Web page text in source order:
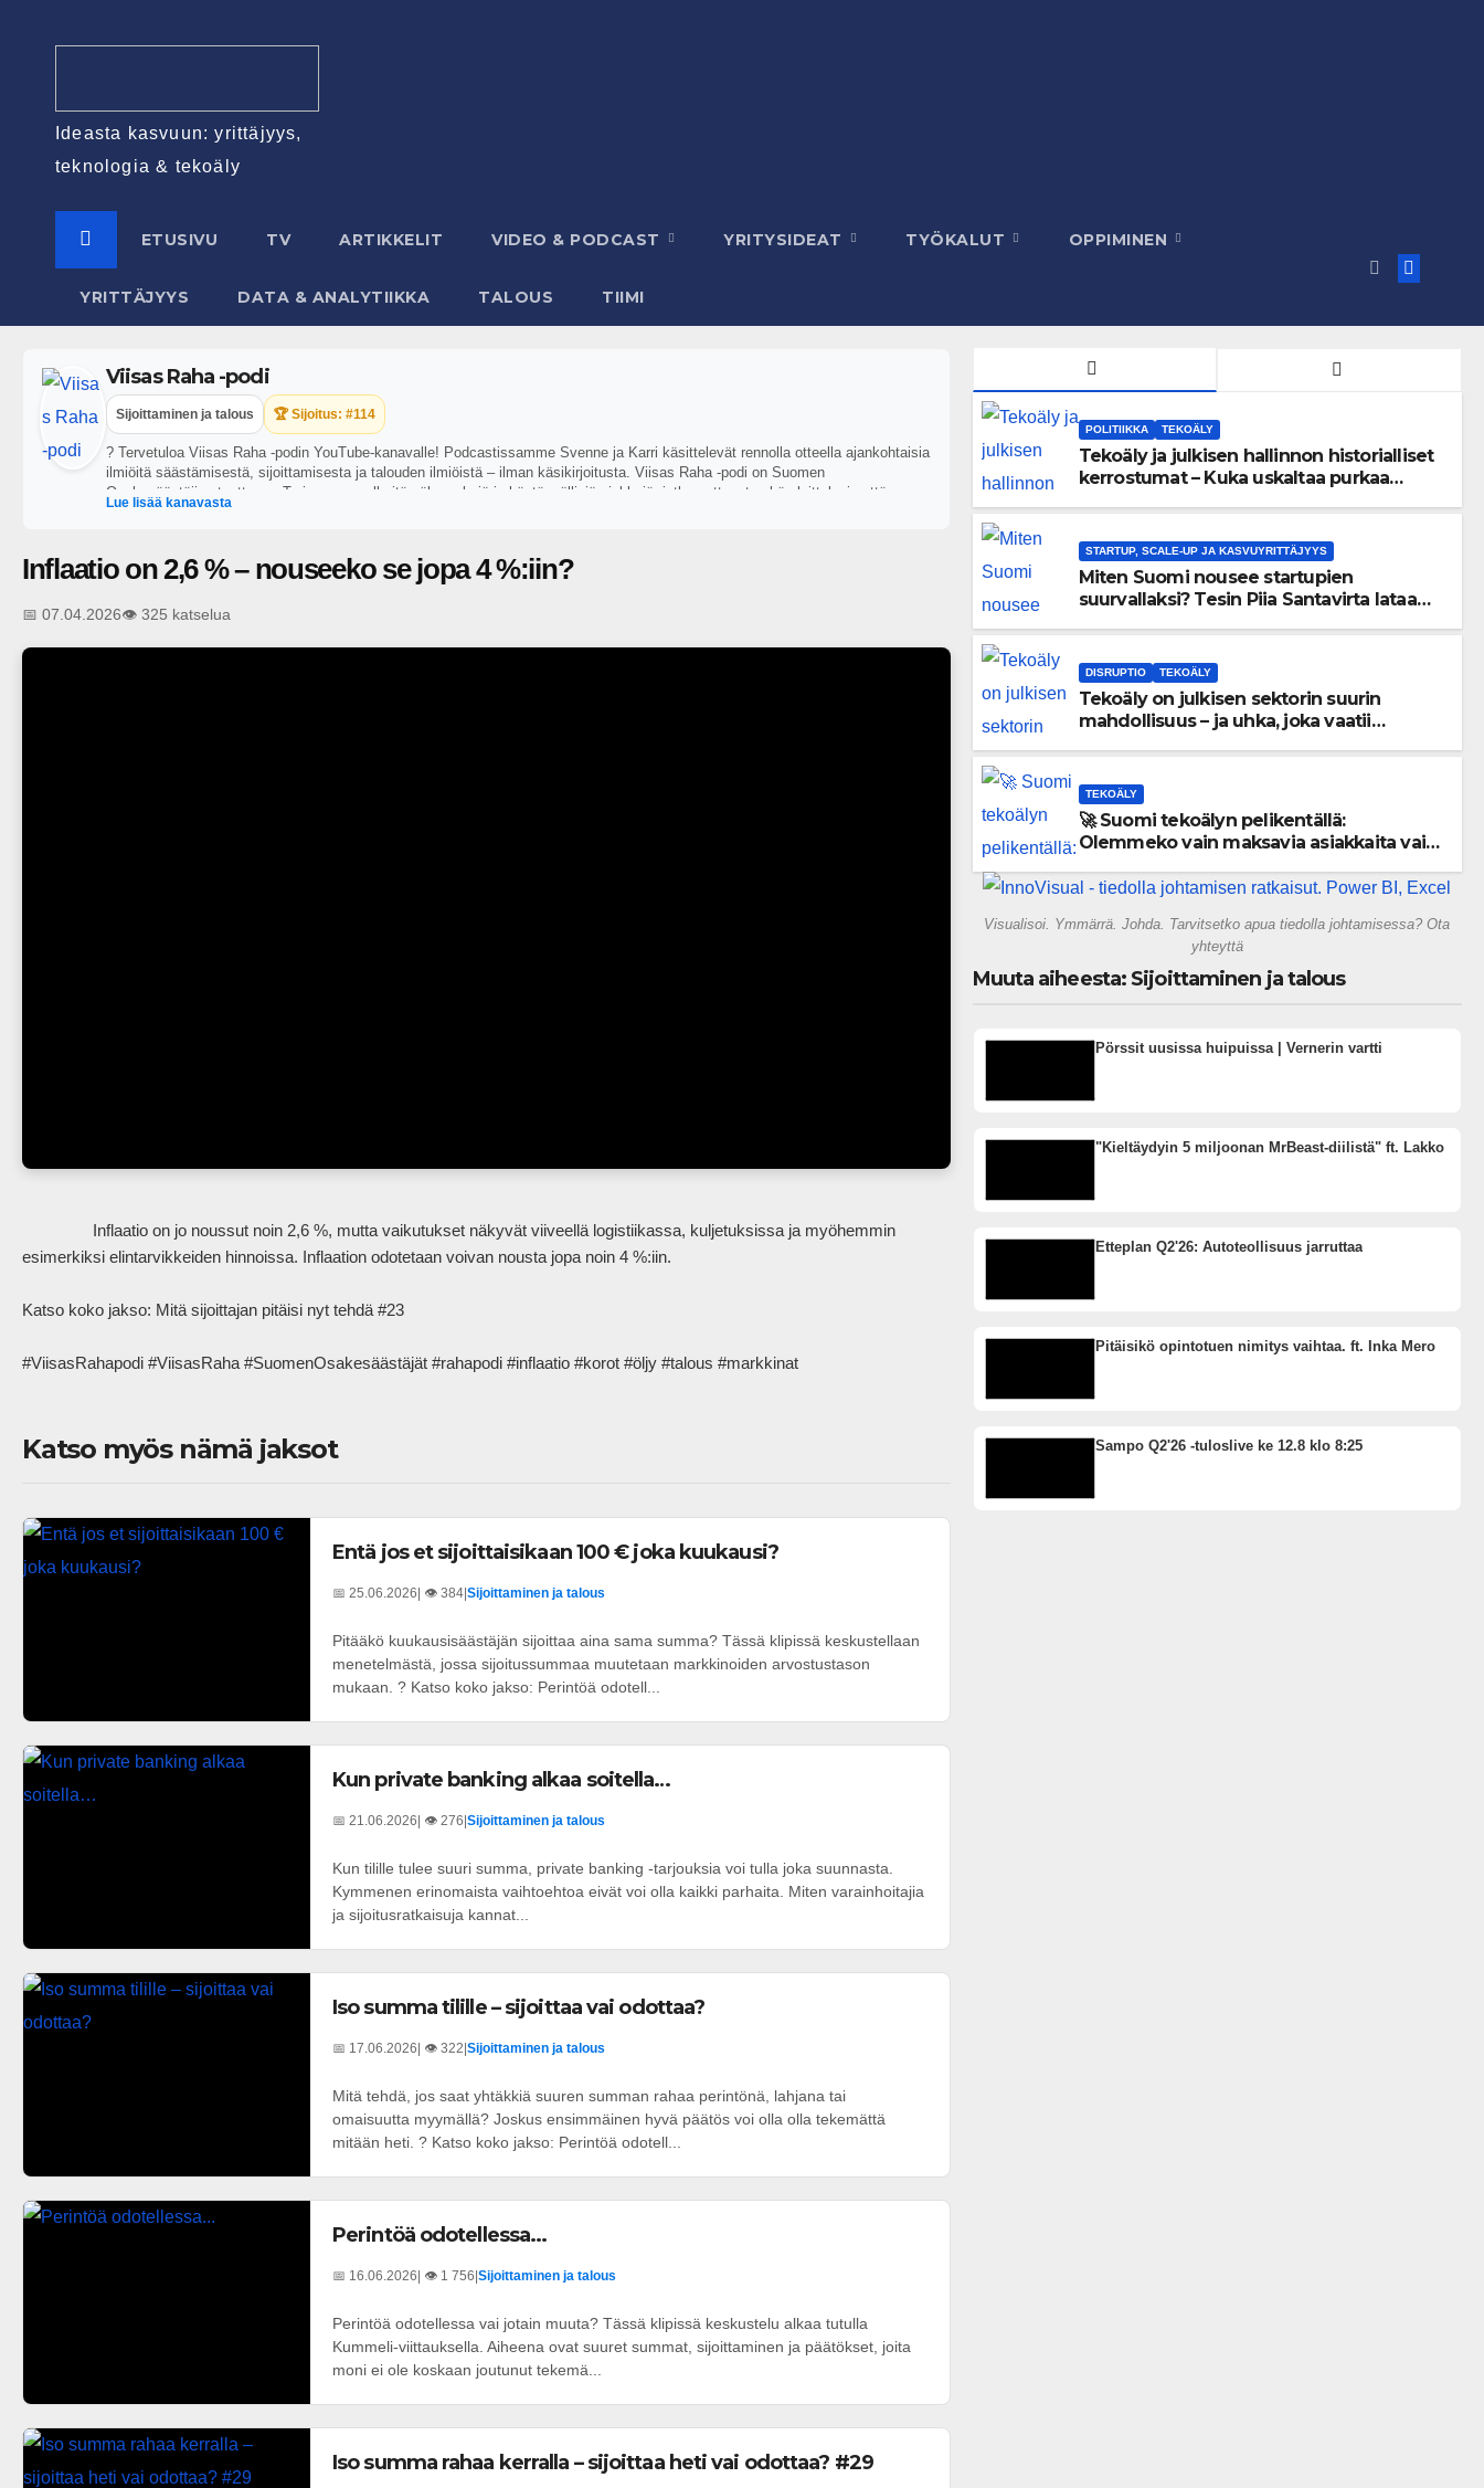
Ideasta kasvuun: yrittäjyys,
teknologia & tekoäly
ETUSIVU TV ARTIKKELIT VIDEO & PODCAST YRITYSIDEAT TYÖKALUT OPPIMINEN
YRITTÄJYYS DATA & ANALYTIIKKA TALOUS TIIMI
Viisas Raha -podi
Sijoittaminen ja talous 🏆 Sijoitus: #114
? Tervetuloa Viisas Raha -podin YouTube-kanavalle! Podcastissamme Svenne ja Karri käsittelevät rennolla otteella ajankohtaisia
ilmiöitä säästämisestä, sijoittamisesta ja talouden ilmiöistä – ilman käsikirjoitusta. Viisas Raha -podi on Suomen
Osakesäästäjien tuottama. Tarjoamme selkeitä näkemyksiä ja käytännöllisiä vinkkejä, jotka auttavat sekä aloittelevia että
kokeneita sijoittajia ymmärtämään talouden perusteita ja parantamaan sijoituspäätöksiä. ? Uusi jakso noin joka toinen viikko ?
Osakesäästäjien jäsenetu • viisasraha.fi – ajankohtaista sisältöä sijoitusmaailman uutisista ja eksklusiivista jäsenmateriaalia •
Lue lisää kanavasta
Inflaatio on 2,6 % – nouseeko se jopa 4 %:iin?
📅 07.04.2026👁️ 325 katselua
esimerkiksi elintarvikkeiden hinnoissa. Inflaation odotetaan voivan nousta jopa noin 4 %:iin.
Katso koko jakso: Mitä sijoittajan pitäisi nyt tehdä #23
#ViisasRahapodi #ViisasRaha #SuomenOsakesäästäjät #rahapodi #inflaatio #korot #öljy #talous #markkinat
Katso myös nämä jaksot
Entä jos et sijoittaisikaan 100 € joka kuukausi?
📅 25.06.2026 | 👁️ 384 Sijoittaminen ja talous
Pitääkö kuukausisäästäjän sijoittaa aina sama summa? Tässä klipissä keskustellaan
menetelmästä, jossa sijoitussummaa muutetaan markkinoiden arvostustason
mukaan. ? Katso koko jakso: Perintöä odotell...
Kun private banking alkaa soitella…
📅 21.06.2026 | 👁️ 276 Sijoittaminen ja talous
Kun tilille tulee suuri summa, private banking -tarjouksia voi tulla joka suunnasta.
Kymmenen erinomaista vaihtoehtoa eivät voi olla kaikki parhaita. Miten varainhoitajia
ja sijoitusratkaisuja kannat...
Iso summa tilille – sijoittaa vai odottaa?
📅 17.06.2026 | 👁️ 322 Sijoittaminen ja talous
Mitä tehdä, jos saat yhtäkkiä suuren summan rahaa perintönä, lahjana tai
omaisuutta myymällä? Joskus ensimmäinen hyvä päätös voi olla olla tekemättä
mitään heti. ? Katso koko jakso: Perintöä odotell...
Perintöä odotellessa...
📅 16.06.2026 | 👁️ 1 756 Sijoittaminen ja talous
Perintöä odotellessa vai jotain muuta? Tässä klipissä keskustelu alkaa tutulla
Kummeli-viittauksella. Aiheena ovat suuret summat, sijoittaminen ja päätökset, joita
moni ei ole koskaan joutunut tekemä...
Iso summa rahaa kerralla – sijoittaa heti vai odottaa? #29
POLITIIKKA TEKOÄLY
Tekoäly ja julkisen hallinnon historialliset
kerrostumat – Kuka uskaltaa purkaa
STARTUP, SCALE-UP JA KASVUYRITTÄJYYS
Miten Suomi nousee startupien
suurvallaksi? Tesin Piia Santavirta lataa
DISRUPTIO TEKOÄLY
Tekoäly on julkisen sektorin suurin
mahdollisuus – ja uhka, joka vaatii
TEKOÄLY
🚀 Suomi tekoälyn pelikentällä:
Olemmeko vain maksavia asiakkaita vai
gigatehtaan?
Visualisoi. Ymmärrä. Johda. Tarvitsetko apua tiedolla johtamisessa? Ota
yhteyttä
Muuta aiheesta: Sijoittaminen ja talous
Pörssit uusissa huipuissa | Vernerin vartti
"Kieltäydyin 5 miljoonan MrBeast-diilistä" ft. Lakko
Etteplan Q2'26: Autoteollisuus jarruttaa
Pitäisikö opintotuen nimitys vaihtaa. ft. Inka Mero
Sampo Q2'26 -tuloslive ke 12.8 klo 8:25